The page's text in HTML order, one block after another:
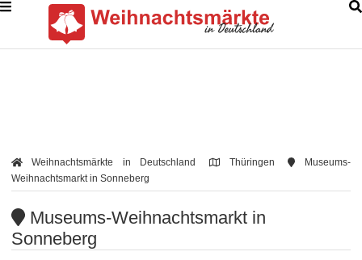
Weihnachtsmärkte in Deutschland Thüringen
Museums-
Weihnachtsmarkt in Sonneberg
Museums-Weihnachtsmarkt in
Sonneberg